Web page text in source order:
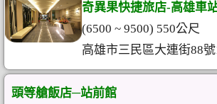
奇異果快捷旅店-高雄車
(6500 ~ 9500) 550公尺
高雄市三民區大連街88
頭等艙飯店─站前館